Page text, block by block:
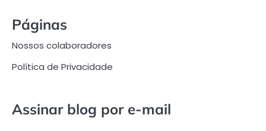
Páginas
Nossos colaboradores
Política de Privacidade
Assinar blog por e-mail